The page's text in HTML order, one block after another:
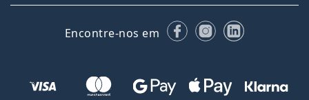
Encontre-nos em FacebookInstagram
LinkedIn